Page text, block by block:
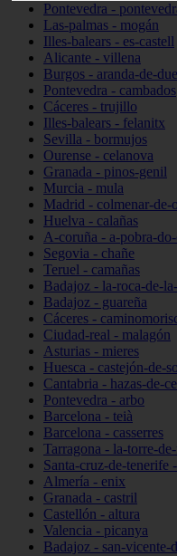
Pontevedra -
Las-palmas - mogán
Illes-balears - es-castell
Alicante - villena
Burgos - aranda-de-
Pontevedra - cambados
Cáceres - trujillo
Illes-balears - felanitx
Sevilla - bormujos
Ourense - celanova
Granada - pinos-genil
Murcia - mula
Madrid - colmenar-de-
Huelva - calañas
A-coruña - a-pobra-
Segovia - chañe
Teruel - camañas
Badajoz - la-roca-de-
Badajoz - guareña
Cáceres -
Ciudad-real - malagón
Asturias - mieres
Huesca - castejón-de-
Cantabria - hazas-de-
Pontevedra - arbo
Barcelona - teià
Barcelona - casserres
Tarragona - la-torre-
Santa-cruz-de-tenerife
Almería - enix
Granada - castril
Castellón - altura
Valencia - picanya
Badajoz - san-vicente-